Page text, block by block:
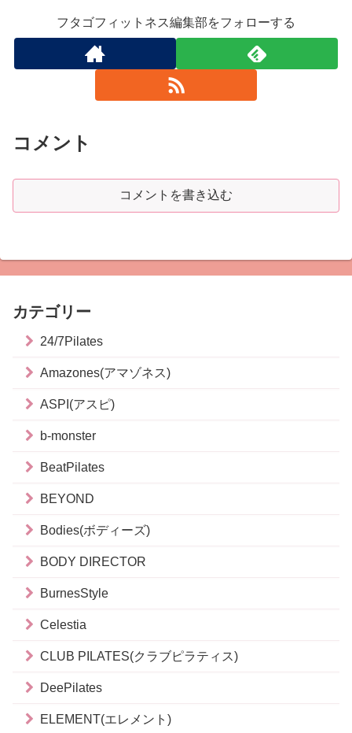
フタゴフィットネス編集部をフォローする
コメント
コメントを書き込む
カテゴリー
24/7Pilates
Amazones(アマゾネス)
ASPI(アスピ)
b-monster
BeatPilates
BEYOND
Bodies(ボディーズ)
BODY DIRECTOR
BurnesStyle
Celestia
CLUB PILATES(クラブピラティス)
DeePilates
ELEMENT(エレメント)